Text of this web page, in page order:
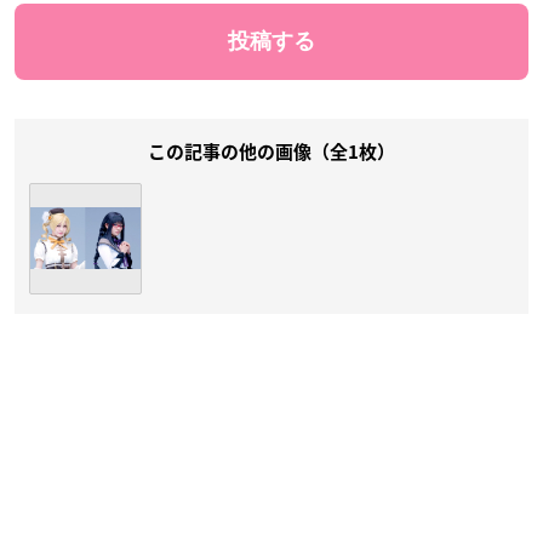
この記事の他の画像（全1枚）